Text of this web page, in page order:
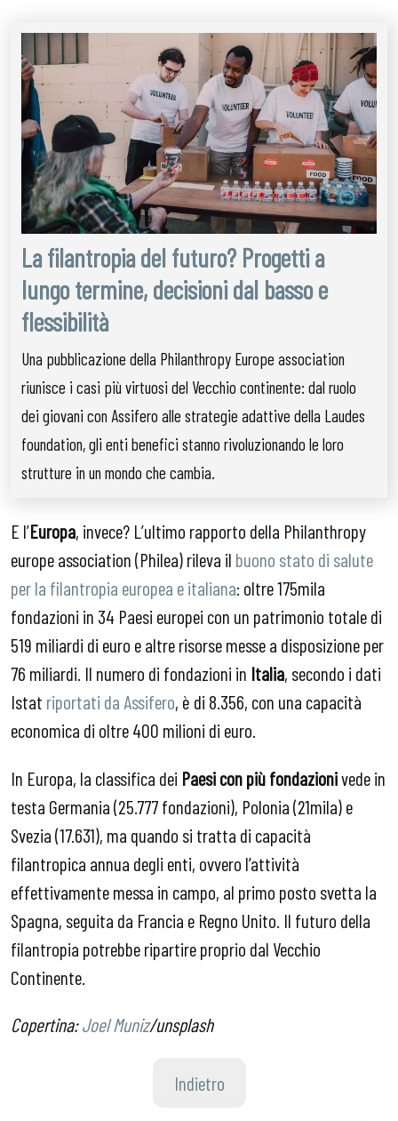
La filantropia del futuro? Progetti a
lungo termine, decisioni dal basso e
flessibilità
Una pubblicazione della Philanthropy Europe association
riunisce i casi più virtuosi del Vecchio continente: dal ruolo
dei giovani con Assifero alle strategie adattive della Laudes
foundation, gli enti benefici stanno rivoluzionando le loro
strutture in un mondo che cambia.
E l’Europa, invece? L’ultimo rapporto della Philanthropy
europe association (Philea) rileva il buono stato di salute
per la filantropia europea e italiana: oltre 175mila
fondazioni in 34 Paesi europei con un patrimonio totale di
519 miliardi di euro e altre risorse messe a disposizione per
76 miliardi. Il numero di fondazioni in Italia, secondo i dati
Istat riportati da Assifero, è di 8.356, con una capacità
economica di oltre 400 milioni di euro.
In Europa, la classifica dei Paesi con più fondazionivede in
testa Germania (25.777 fondazioni), Polonia (21mila) e
Svezia (17.631), ma quando si tratta di capacità
filantropica annua degli enti, ovvero l’attività
effettivamente messa in campo, al primo posto svetta la
Spagna, seguita da Francia e Regno Unito. Il futuro della
filantropia potrebbe ripartire proprio dal Vecchio
Continente.
Copertina:Joel Muniz/unsplash
Indietro